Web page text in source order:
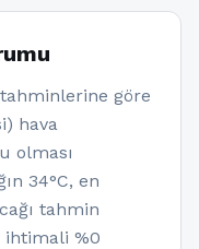
göre
hava
olması
34°C, en
tahmin
ihtimali %0